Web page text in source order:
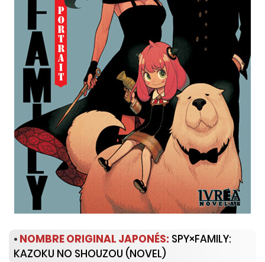
• NOMBRE ORIGINAL JAPONÉS: SPY×FAMILY:
KAZOKU NO SHOUZOU (NOVEL)